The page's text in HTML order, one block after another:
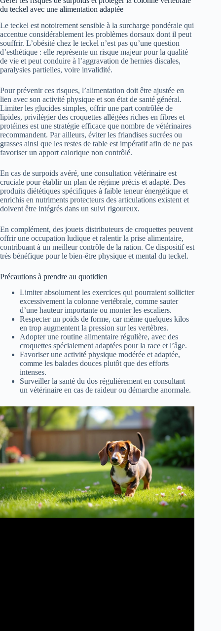
du teckel avec une alimentation adaptée
Le teckel est notoirement sensible à la surcharge pondérale qui
accentue considérablement les problèmes dorsaux dont il peut
souffrir. L’obésité chez le teckel n’est pas qu’une question
d’esthétique : elle représente un risque majeur pour la qualité
de vie et peut conduire à l’aggravation de hernies discales,
paralysies partielles, voire invalidité.
Pour prévenir ces risques, l’alimentation doit être ajustée en
lien avec son activité physique et son état de santé général.
Limiter les glucides simples, offrir une part contrôlée de
lipides, privilégier des croquettes allégées riches en fibres et
protéines est une stratégie efficace que nombre de vétérinaires
recommandent. Par ailleurs, éviter les friandises sucrées ou
grasses ainsi que les restes de table est impératif afin de ne pas
favoriser un apport calorique non contrôlé.
En cas de surpoids avéré, une consultation vétérinaire est
cruciale pour établir un plan de régime précis et adapté. Des
produits diététiques spécifiques à faible teneur énergétique et
enrichis en nutriments protecteurs des articulations existent et
doivent être intégrés dans un suivi rigoureux.
En complément, des jouets distributeurs de croquettes peuvent
offrir une occupation ludique et ralentir la prise alimentaire,
contribuant à un meilleur contrôle de la ration. Ce dispositif est
très bénéfique pour le bien-être physique et mental du teckel.
Précautions à prendre au quotidien
Limiter absolument les exercices qui pourraient solliciter
excessivement la colonne vertébrale, comme sauter
d’une hauteur importante ou monter les escaliers.
Respecter un poids de forme, car même quelques kilos
en trop augmentent la pression sur les vertèbres.
Adopter une routine alimentaire régulière, avec des
croquettes spécialement adaptées pour la race et l’âge.
Favoriser une activité physique modérée et adaptée,
comme les balades douces plutôt que des efforts
intenses.
Surveiller la santé du dos régulièrement en consultant
un vétérinaire en cas de raideur ou démarche anormale.